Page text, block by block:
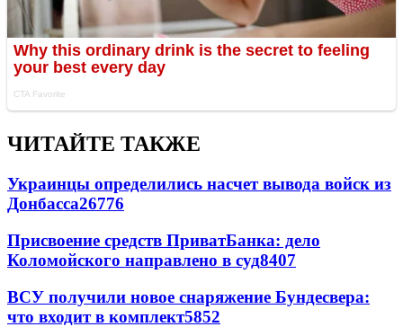
ЧИТАЙТЕ ТАКЖЕ
Украинцы определились насчет вывода войск из
Донбасса26776
Присвоение средств ПриватБанка: дело
Коломойского направлено в суд8407
ВСУ получили новое снаряжение Бундесвера:
что входит в комплект5852